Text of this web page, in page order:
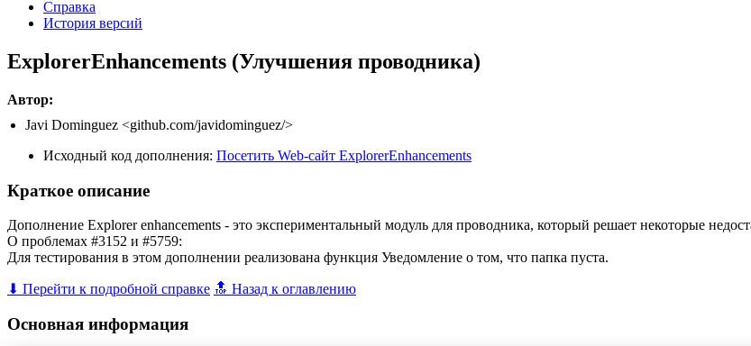
Справка
История версий
ExplorerEnhancements (Улучшения проводника)
Автор:
Javi Dominguez <github.com/javidominguez/>
Исходный код дополнения: Посетить Web-сайт ExplorerEnhancements
Краткое описание
Дополнение Explorer enhancements - это экспериментальный модуль для проводника, который решает некоторые
О проблемах #3152 и #5759:
Для тестирования в этом дополнении реализована функция Уведомление о том, что папка пуста.
⬇ Перейти к подробной справке 🔝 Назад к оглавлению
Основная информация